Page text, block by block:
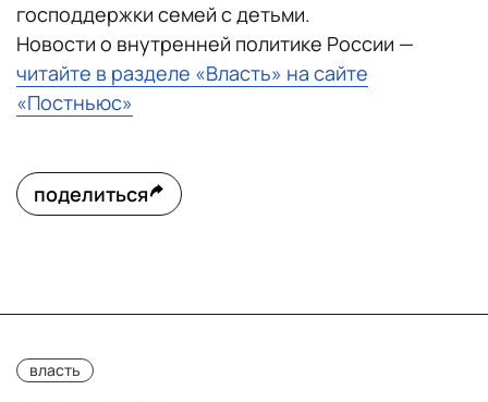
господдержки семей с детьми.
Новости о внутренней политике России —
читайте в разделе «Власть» на сайте
«Постньюс»
поделиться
власть